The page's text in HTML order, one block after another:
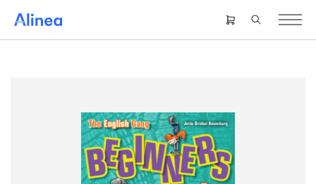
hovedindhold
Header
right